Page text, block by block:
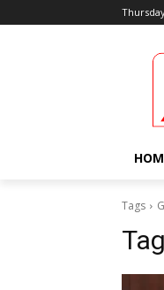
Tags